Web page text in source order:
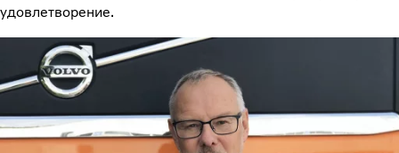
удовлетворение.